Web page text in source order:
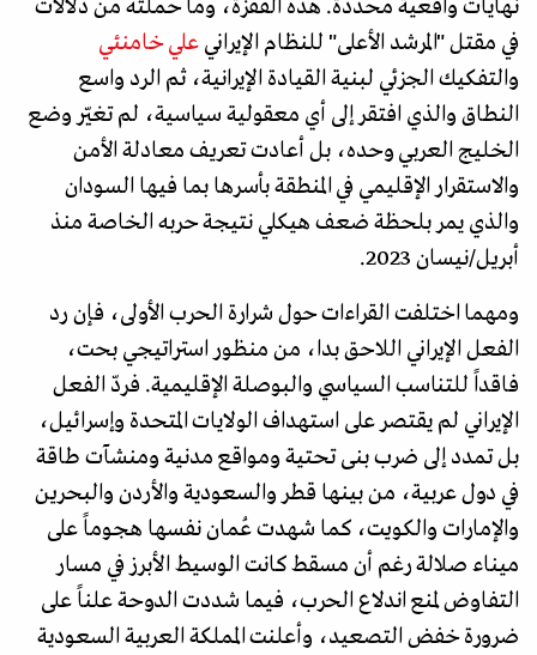
نهايات واقعية محددة. هذه القفزة، وما حملته من دلالات
في مقتل "المرشد الأعلى" للنظام الإيراني علي خامنئي
والتفكيك الجزئي لبنية القيادة الإيرانية، ثم الرد واسع
النطاق والذي افتقر إلى أي معقولية سياسية، لم تغيّر وضع
الخليج العربي وحده، بل أعادت تعريف معادلة الأمن
والاستقرار الإقليمي في المنطقة بأسرها بما فيها السودان
والذي يمر بلحظة ضعف هيكلي نتيجة حربه الخاصة منذ
أبريل/نيسان 2023.
ومهما اختلفت القراءات حول شرارة الحرب الأولى، فإن رد
الفعل الإيراني اللاحق بدا، من منظور استراتيجي بحت،
فاقداً للتناسب السياسي والبوصلة الإقليمية. فردّ الفعل
الإيراني لم يقتصر على استهداف الولايات المتحدة وإسرائيل،
بل تمدد إلى ضرب بنى تحتية ومواقع مدنية ومنشآت طاقة
في دول عربية، من بينها قطر والسعودية والأردن والبحرين
والإمارات والكويت، كما شهدت عُمان نفسها هجوماً على
ميناء صلالة رغم أن مسقط كانت الوسيط الأبرز في مسار
التفاوض لمنع اندلاع الحرب، فيما شددت الدوحة علناً على
ضرورة خفض التصعيد، وأعلنت المملكة العربية السعودية